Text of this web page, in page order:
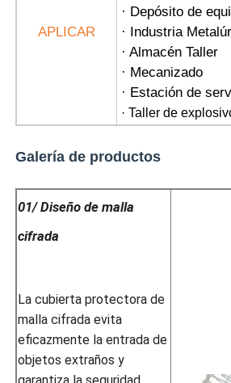
APLICAR
· Depósito de
· Industria
· Almacén Taller
· Mecanizado
· Estación de
· Taller de
Galería de productos
01/ Diseño de malla
cifrada
La cubierta protectora de
malla cifrada evita
eficazmente la entrada de
objetos extraños y
garantiza la seguridad